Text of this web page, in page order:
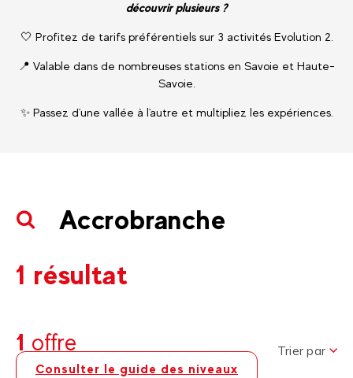
découvrir plusieurs ?
🤍 Profitez de tarifs préférentiels sur 3 activités Evolution 2.
📍 Valable dans de nombreuses stations en Savoie et Haute-
Savoie.
✨ Passez d'une vallée à l'autre et multipliez les expériences.
Accrobranche
1 résultat
1 offre
Consulter le guide des niveaux
Trier par